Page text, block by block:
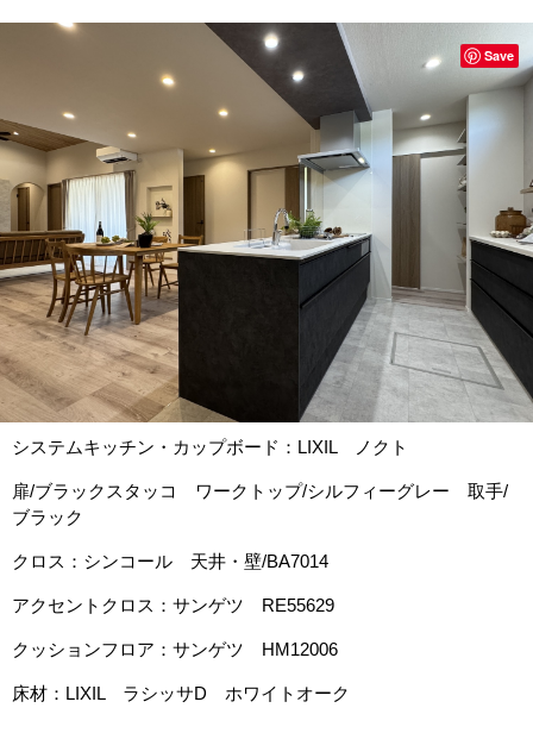
システムキッチン・カップボード：LIXIL ノクト
扉/ブラックスタッコ ワークトップ/シルフィーグレー 取手/
ブラック
クロス：シンコール 天井・壁/BA7014
アクセントクロス：サンゲツ RE55629
クッションフロア：サンゲツ HM12006
床材：LIXIL ラシッサD ホワイトオーク
Save